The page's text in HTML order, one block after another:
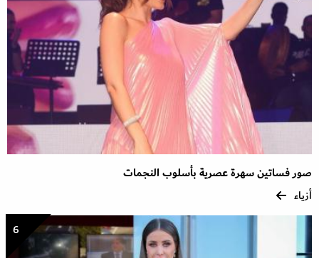
صور فساتين سهرة عصرية بأسلوب النجمات
أزياء
6